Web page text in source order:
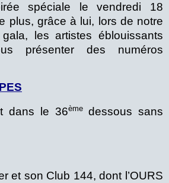
spéciale le vendredi 18
plus, grâce à lui, lors de notre
les artistes éblouissants
présenter des numéros
dans le 36èmedessous sans
et son Club 144, dont l’OURS